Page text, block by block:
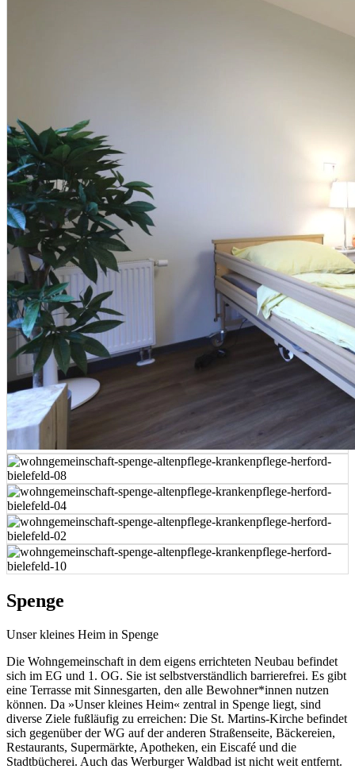
Spenge
Unser kleines Heim in Spenge
Die Wohngemeinschaft in dem eigens errichteten Neubau befindet
sich im EG und 1. OG. Sie ist selbstverständlich barrierefrei. Es gibt
eine Terrasse mit Sinnesgarten, den alle Bewohner*innen nutzen
können. Da »Unser kleines Heim« zentral in Spenge liegt, sind
diverse Ziele fußläufig zu erreichen: Die St. Martins-Kirche befindet
sich gegenüber der WG auf der anderen Straßenseite, Bäckereien,
Restaurants, Supermärkte, Apotheken, ein Eiscafé und die
Stadtbücherei. Auch das Werburger Waldbad ist nicht weit entfernt.